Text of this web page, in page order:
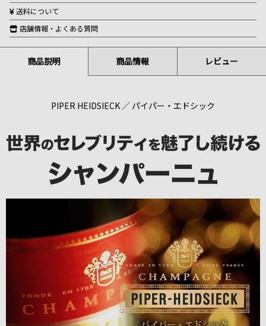
送料について
店舗情報・よくある質問
商品説明 商品情報 レビュー
PIPER HEIDSIECK ／ パイパー・エドシック